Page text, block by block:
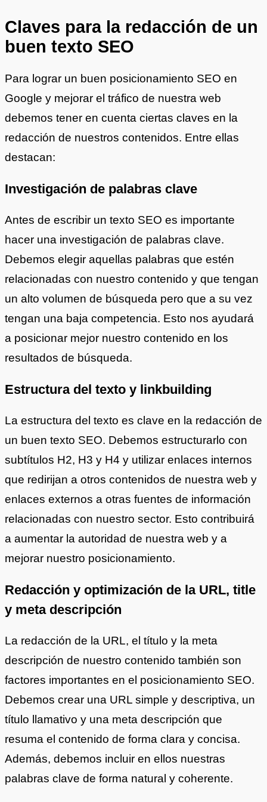
Claves para la redacción de un
buen texto SEO
Para lograr un buen posicionamiento SEO en
Google y mejorar el tráfico de nuestra web
debemos tener en cuenta ciertas claves en la
redacción de nuestros contenidos. Entre ellas
destacan:
Investigación de palabras clave
Antes de escribir un texto SEO es importante
hacer una investigación de palabras clave.
Debemos elegir aquellas palabras que estén
relacionadas con nuestro contenido y que tengan
un alto volumen de búsqueda pero que a su vez
tengan una baja competencia. Esto nos ayudará
a posicionar mejor nuestro contenido en los
resultados de búsqueda.
Estructura del texto y linkbuilding
La estructura del texto es clave en la redacción de
un buen texto SEO. Debemos estructurarlo con
subtítulos H2, H3 y H4 y utilizar enlaces internos
que redirijan a otros contenidos de nuestra web y
enlaces externos a otras fuentes de información
relacionadas con nuestro sector. Esto contribuirá
a aumentar la autoridad de nuestra web y a
mejorar nuestro posicionamiento.
Redacción y optimización de la URL, title
y meta descripción
La redacción de la URL, el título y la meta
descripción de nuestro contenido también son
factores importantes en el posicionamiento SEO.
Debemos crear una URL simple y descriptiva, un
título llamativo y una meta descripción que
resuma el contenido de forma clara y concisa.
Además, debemos incluir en ellos nuestras
palabras clave de forma natural y coherente.